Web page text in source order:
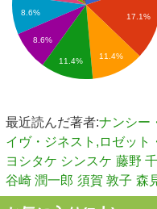
17.1%
11.4%
8.6%
8.6%
11.4%
最近読んだ著者:ナンシー
イヴ・ジネスト,ロゼット
ヨシタケ シンスケ 藤野
谷崎 潤一郎 須賀 敦子 森